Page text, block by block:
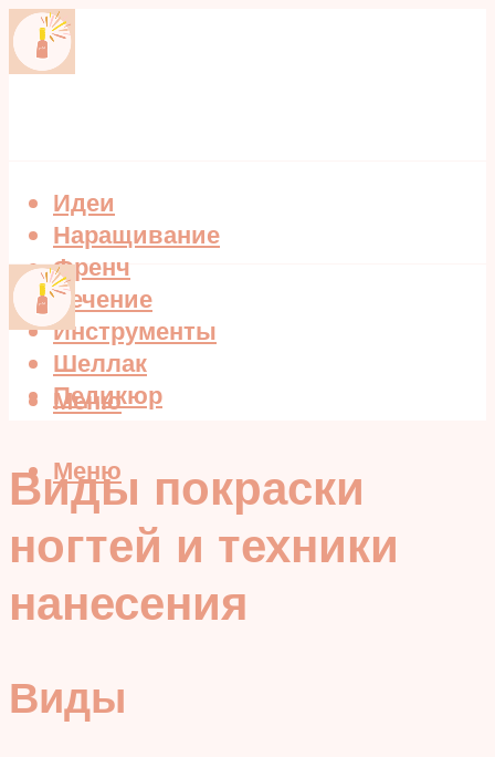
Идеи
Наращивание
Френч
Лечение
Инструменты
Шеллак
Педикюр
Меню
Меню
Виды покраски
ногтей и техники
нанесения
Виды